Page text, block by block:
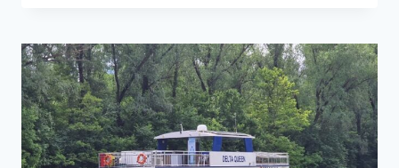
2025
–
TRASEE
&
SFATURI